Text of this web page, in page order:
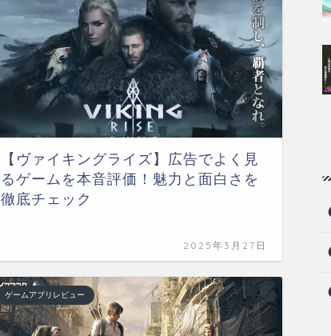
【ヴァイキングライズ】広告でよく見
るゲームを本音評価！魅力と面白さを
徹底チェック
2025年3月27日
ゲームアプリレビュー